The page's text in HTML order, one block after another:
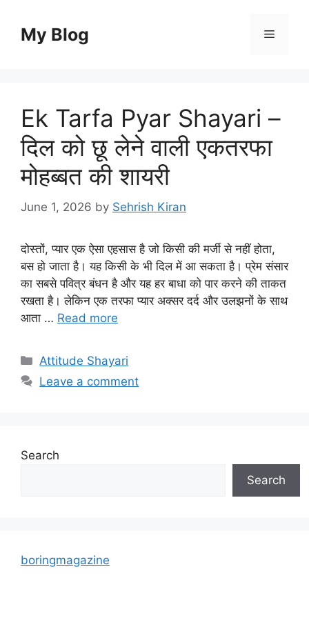
contentMy Blog Menu
Ek Tarfa Pyar Shayari –
दिल को छू लेने वाली एकतरफा
मोहब्बत की शायरी
June 1, 2026 by Sehrish Kiran
दोस्तों, प्यार एक ऐसा एहसास है जो किसी की मर्जी से नहीं होता,
बस हो जाता है। यह किसी के भी दिल में आ सकता है। प्रेम संसार
का सबसे पवित्र बंधन है और यह हर बाधा को पार करने की ताकत
रखता है। लेकिन एक तरफा प्यार अक्सर दर्द और उलझनों के साथ
आता … Read more
Categories
Attitude Shayari
Leave a comment
Search
Search
boringmagazine